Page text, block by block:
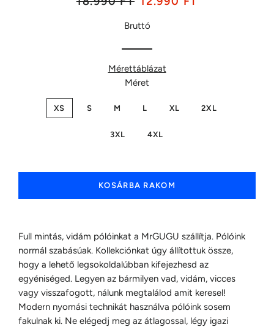
Bruttó
Mérettáblázat
Méret
XS S M L XL 2XL
3XL 4XL
KOSÁRBA RAKOM
Full mintás, vidám pólóinkat a MrGUGU szállítja. Pólóink
normál szabásúak. Kollekciónkat úgy állítottuk össze,
hogy a lehető legsokoldalúbban kifejezhesd az
egyéniséged. Legyen az bármilyen vad, vidám, vicces
vagy visszafogott, nálunk megtalálod amit keresel!
Modern nyomási technikát használva pólóink sosem
fakulnak ki. Ne elégedj meg az átlagossal, légy igazi